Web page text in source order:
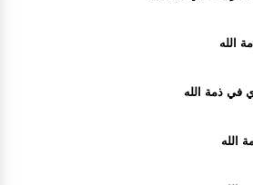
الله
في ذمة الله
الله